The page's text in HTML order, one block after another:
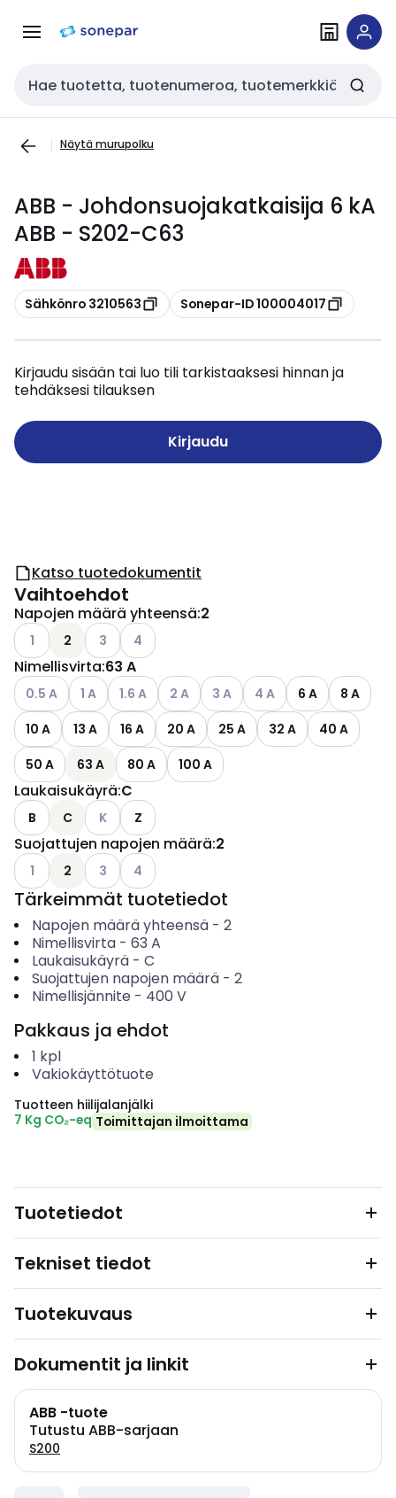
navigointiinsisältöön
Haku
Näytä murupolku
ABB - Johdonsuojakatkaisija 6 kA
ABB - S202-C63
Kopioi
Sähkönro 3210563 Kopioi
Sonepar-ID 100004017
Kirjaudu sisään tai luo tili tarkistaaksesi hinnan ja
tehdäksesi tilauksen
Kirjaudu
Katso tuotedokumentit
Vaihtoehdot
Napojen määrä yhteensä:2
Katso käytettävissä olevat vaihtoehdot
1 2 Katso käytettävissä olevat vaihtoehdot
3 Katso käytettävissä olevat vaihtoehdot
4
Nimellisvirta:63 A
Katso käytettävissä olevat vaihtoehdot
0.5 A Katso käytettävissä olevat vaihtoehdot
1 A Katso käytettävissä olevat vaihtoehdot
1.6 A Katso käytettävissä olevat
2 A Katso käytettävissä olevat
3 A Katso käytettävissä
4 A 6 A
8 A
10 A
13 A 16 A 20 A 25 A 32 A
40 A
50 A
63 A 80 A 100 A
Laukaisukäyrä:C
B C Katso käytettävissä olevat vaihtoehdot
K Z
Suojattujen napojen määrä:2
Katso käytettävissä olevat vaihtoehdot
1 2 Katso käytettävissä olevat vaihtoehdot
3 Katso käytettävissä olevat vaihtoehdot
4
Tärkeimmät tuotetiedot
Napojen määrä yhteensä- 2
Nimellisvirta- 63 A
Laukaisukäyrä- C
Suojattujen napojen määrä- 2
Nimellisjännite - 400 V
Pakkaus ja ehdot
1 kpl
Vakiokäyttötuote
Tuotteen hiilijalanjälki
7 Kg CO₂-eq Toimittajan ilmoittama
Tuotetiedot
Tekniset tiedot
Tuotekuvaus
Dokumentit ja linkit
ABB -tuote
Tutustu ABB-sarjaan
S200